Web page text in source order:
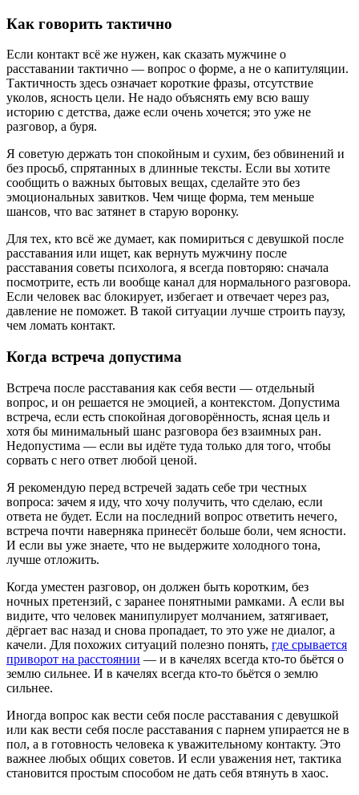
Как говорить тактично
Если контакт всё же нужен, как сказать мужчине о
расставании тактично — вопрос о форме, а не о капитуляции.
Тактичность здесь означает короткие фразы, отсутствие
уколов, ясность цели. Не надо объяснять ему всю вашу
историю с детства, даже если очень хочется; это уже не
разговор, а буря.
Я советую держать тон спокойным и сухим, без обвинений и
без просьб, спрятанных в длинные тексты. Если вы хотите
сообщить о важных бытовых вещах, сделайте это без
эмоциональных завитков. Чем чище форма, тем меньше
шансов, что вас затянет в старую воронку.
Для тех, кто всё же думает, как помириться с девушкой после
расставания или ищет, как вернуть мужчину после
расставания советы психолога, я всегда повторяю: сначала
посмотрите, есть ли вообще канал для нормального разговора.
Если человек вас блокирует, избегает и отвечает через раз,
давление не поможет. В такой ситуации лучше строить паузу,
чем ломать контакт.
Когда встреча допустима
Встреча после расставания как себя вести — отдельный
вопрос, и он решается не эмоцией, а контекстом. Допустима
встреча, если есть спокойная договорённость, ясная цель и
хотя бы минимальный шанс разговора без взаимных ран.
Недопустима — если вы идёте туда только для того, чтобы
сорвать с него ответ любой ценой.
Я рекомендую перед встречей задать себе три честных
вопроса: зачем я иду, что хочу получить, что сделаю, если
ответа не будет. Если на последний вопрос ответить нечего,
встреча почти наверняка принесёт больше боли, чем ясности.
И если вы уже знаете, что не выдержите холодного тона,
лучше отложить.
Когда уместен разговор, он должен быть коротким, без
ночных претензий, с заранее понятными рамками. А если вы
видите, что человек манипулирует молчанием, затягивает,
дёргает вас назад и снова пропадает, то это уже не диалог, а
качели. Для похожих ситуаций полезно понять, где срывается
приворот на расстоянии — и в качелях всегда кто-то бьётся о
землю сильнее. И в качелях всегда кто-то бьётся о землю
сильнее.
Иногда вопрос как вести себя после расставания с девушкой
или как вести себя после расставания с парнем упирается не в
пол, а в готовность человека к уважительному контакту. Это
важнее любых общих советов. И если уважения нет, тактика
становится простым способом не дать себя втянуть в хаос.